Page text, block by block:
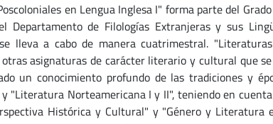
en Lengua Inglesa I" forma parte del
Departamento de Filologías Extranjeras y sus
lleva a cabo de manera cuatrimestral.
asignaturas de carácter literario y cultural que
un conocimiento profundo de las tradiciones y
"Literatura Norteamericana I y II", teniendo en
Histórica y Cultural" y "Género y Literatura